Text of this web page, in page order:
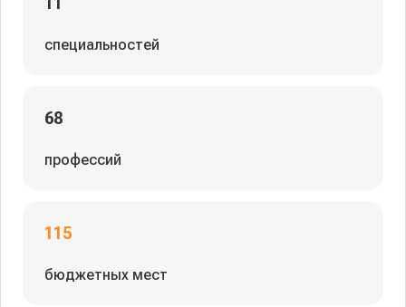
специальностей
68
профессий
115
бюджетных мест